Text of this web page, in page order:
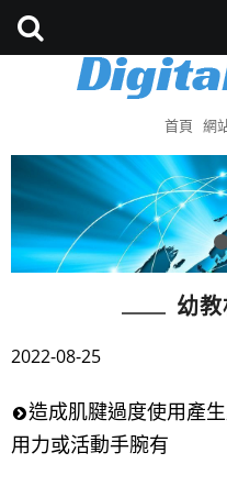
首頁 網
幼
2022-08-25
造成肌腱過度使用產
用力或活動手腕有